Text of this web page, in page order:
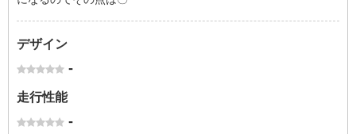
デザイン
-
走行性能
-